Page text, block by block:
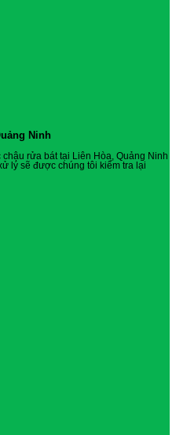
Ninh
rửa bát tại Liên Hòa, Quảng Ninh
lý sẽ được chúng tôi kiểm tra lại